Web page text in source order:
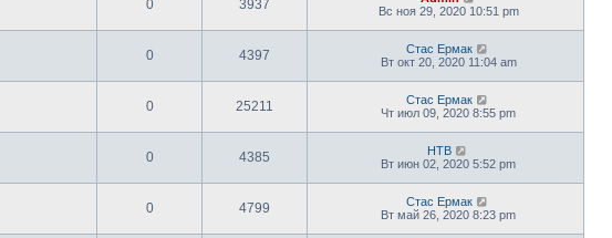
0 3937
Вс ноя 29, 2020 10:51 pm
0 4397
Стас Ермак
Вт окт 20, 2020 11:04 am
0 25211
Стас Ермак
Чт июл 09, 2020 8:55 pm
0 4385
НТВ
Вт июн 02, 2020 5:52 pm
0 4799
Стас Ермак
Вт май 26, 2020 8:23 pm